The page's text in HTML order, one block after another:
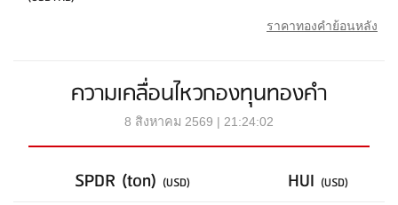
ราคาทองคำย้อนหลัง
ความเคลื่อนไหวกองทุนทองคำ
8 สิงหาคม 2569 | 21:24:02
SPDR (ton) (USD) HUI (USD)